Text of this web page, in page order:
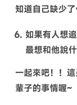
知道自己缺少
如果有人想
最想和他說什
一起來吧！！
輩子的事情喔~